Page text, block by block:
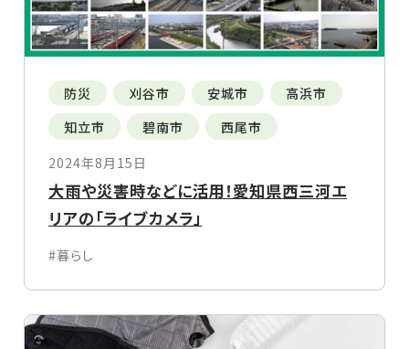
防災 刈谷市 安城市
高浜市
知立市
碧南市
西尾市
2024年8月15日
大雨や災害時などに活用！愛知県西三河エ
リアの「ライブカメラ」
#暮らし